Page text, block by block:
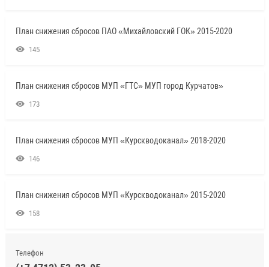
План снижения сбросов ПАО «Михайловский ГОК» 2015-2020
145
План снижения сбросов МУП «ГТС» МУП город Курчатов»
173
План снижения сбросов МУП «Курскводоканал» 2018-2020
146
План снижения сбросов МУП «Курскводоканал» 2015-2020
158
Телефон